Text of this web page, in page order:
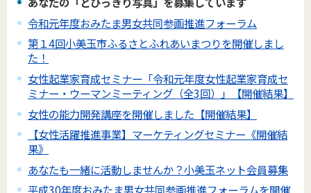
令和元年度おみたま男女共同参画推進フォーラム
第１4回小美玉市ふるさとふれあいまつりを開催しまし
た！
女性起業家育成セミナー「令和元年度女性起業家育成セ
ミナー・ウーマンミーティング（全3回）」【開催結果】
女性の能力開発講座を開催しました【開催結果】
【女性活躍推進事業】マーケティングセミナー《開催結
果》
あなたも一緒に活動しませんか？小美玉ネット会員募集
平成30年度おみたま男女共同参画推進フォーラムを開催